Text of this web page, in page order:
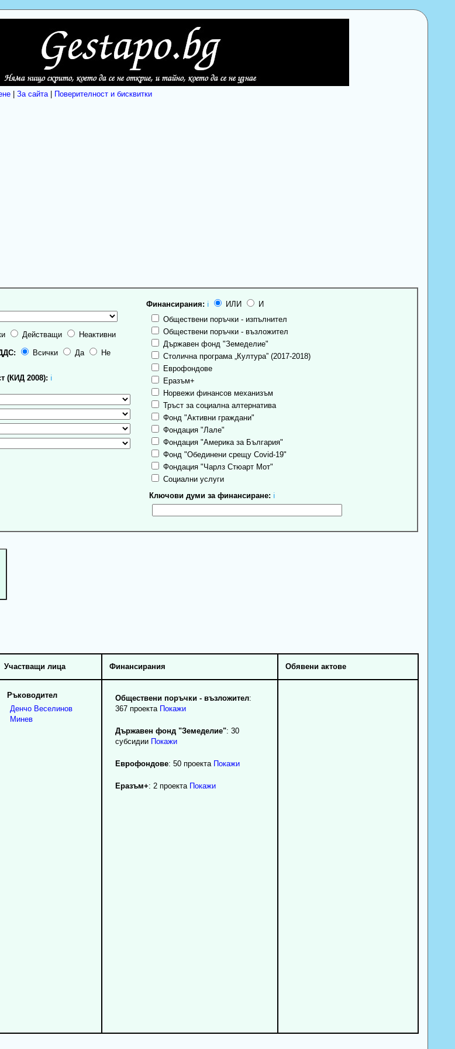
| За сайта| Поверителност и бисквитки
Действащи Неактивни
Всички Да Не
(КИД 2008): ℹ
Финансирания: ℹ ИЛИ
И
Обществени поръчки - изпълнител
Обществени поръчки - възложител
Държавен фонд "Земеделие"
Столична програма „Култура” (2017-2018)
Еврофондове
Еразъм+
Норвежи финансов механизъм
Тръст за социална алтернатива
Фонд "Активни граждани"
Фондация "Лале"
Фондация "Америка за България"
Фонд "Обединени срещу Covid-19"
Фондация "Чарлз Стюарт Мот"
Социални услуги
Ключови думи за финансиране: ℹ
Участващи лица Финансирания Обявени актове
Ръководител
Денчо Веселинов
Минев
Обществени поръчки - възложител:
367 проекта Покажи
Държавен фонд "Земеделие": 30
субсидии Покажи
Еврофондове: 50 проекта Покажи
Еразъм+: 2 проекта Покажи